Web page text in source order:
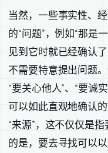
当然，一些事实性、
的“问题”，例如“那是
见到它时就已经确认
不需要特意提出问题。
“要关心他人”、“要诚
可以如此直观地确认
“来源”，这不仅仅是
的是，要去寻找可以